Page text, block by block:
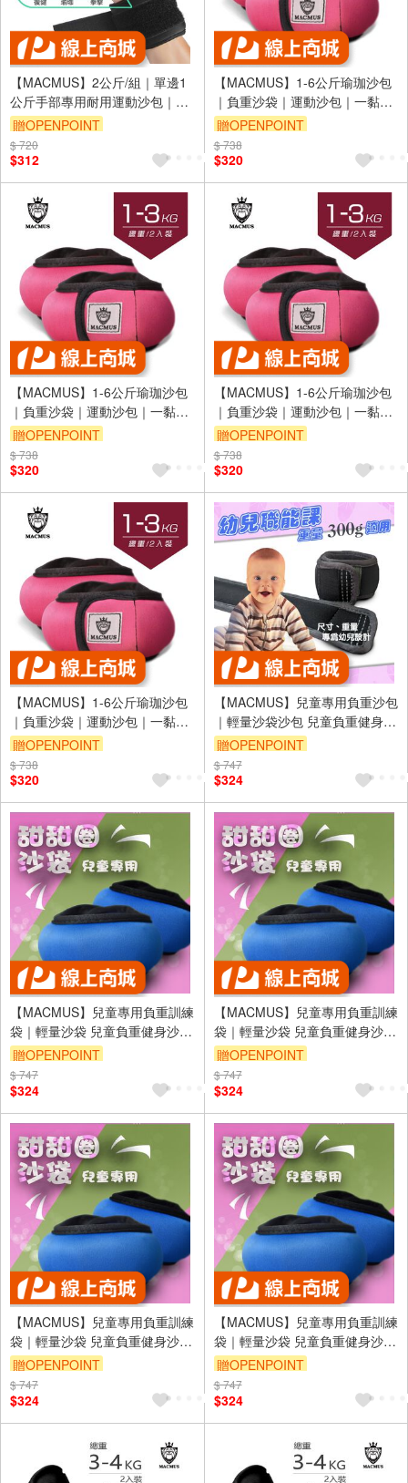
【MACMUS】2公斤/組｜單邊1
公斤手部專用耐用運動沙包｜健
身沙袋負重沙包｜綁手沙袋腳踝
沙袋復健沙包｜運動沙袋負重沙
袋(裸包出貨)
贈OPENPOINT
$ 720
$312
【MACMUS】1-6公斤瑜珈沙包
｜負重沙袋｜運動沙包｜一黏一
拉穿脫方便｜適合健身訓練、瑜
伽、復健可綁手、腳、腿(裸包出
貨)
贈OPENPOINT
$ 738
$320
【MACMUS】1-6公斤瑜珈沙包
｜負重沙袋｜運動沙包｜一黏一
拉穿脫方便｜適合健身訓練、瑜
伽、復健可綁手、腳、腿(裸包出
貨)
贈OPENPOINT
$ 738
$320
【MACMUS】1-6公斤瑜珈沙包
｜負重沙袋｜運動沙包｜一黏一
拉穿脫方便｜適合健身訓練、瑜
伽、復健可綁手、腳、腿(裸包出
貨)
贈OPENPOINT
$ 738
$320
【MACMUS】1-6公斤瑜珈沙包
｜負重沙袋｜運動沙包｜一黏一
拉穿脫方便｜適合健身訓練、瑜
伽、復健可綁手、腳、腿(裸包出
貨)
贈OPENPOINT
$ 738
$320
【MACMUS】兒童專用負重沙包
｜輕量沙袋沙包 兒童負重健身沙
包 職能重量訓練袋 小型負重沙
袋 兒童專用力量訓練沙包(裸包
出貨)
贈OPENPOINT
$ 747
$324
【MACMUS】兒童專用負重訓練
袋｜輕量沙袋 兒童負重健身沙包
｜兒童重量訓練袋｜小型負重沙
袋｜兒童專用力量訓練袋(裸包出
貨)
贈OPENPOINT
$ 747
$324
【MACMUS】兒童專用負重訓練
袋｜輕量沙袋 兒童負重健身沙包
｜兒童重量訓練袋｜小型負重沙
袋｜兒童專用力量訓練袋(裸包出
貨)
贈OPENPOINT
$ 747
$324
【MACMUS】兒童專用負重訓練
袋｜輕量沙袋 兒童負重健身沙包
｜兒童重量訓練袋｜小型負重沙
袋｜兒童專用力量訓練袋(裸包出
貨)
贈OPENPOINT
$ 747
$324
【MACMUS】兒童專用負重訓練
袋｜輕量沙袋 兒童負重健身沙包
｜兒童重量訓練袋｜小型負重沙
袋｜兒童專用力量訓練袋(裸包出
貨)
贈OPENPOINT
$ 747
$324